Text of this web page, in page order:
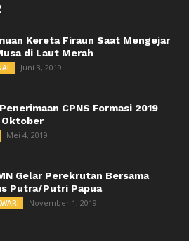
Kereta Firaun Saat Mengejar
di Laut Merah
Juni 3, 2019
CPNS Formasi 2019
Oktober
Mei 4, 2019
Gelar Perekrutan Bersama
Putra/Putri Papua
November 1, 2019